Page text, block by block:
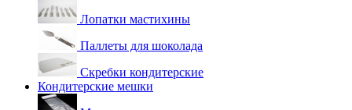
Лопатки мастихины
Паллеты для шоколада
Скребки кондитерские
Кондитерские мешки